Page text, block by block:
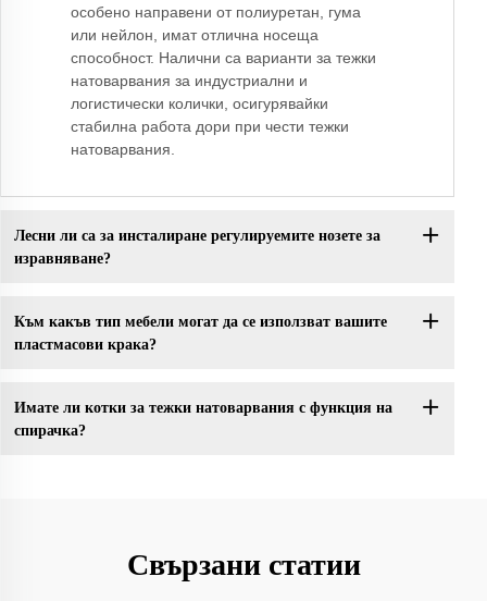
особено направени от полиуретан, гума
или нейлон, имат отлична носеща
способност. Налични са варианти за тежки
натоварвания за индустриални и
логистически колички, осигурявайки
стабилна работа дори при чести тежки
натоварвания.
Лесни ли са за инсталиране регулируемите нозете за
изравняване?
Към какъв тип мебели могат да се използват вашите
пластмасови крака?
Имате ли котки за тежки натоварвания с функция на
спирачка?
Свързани статии